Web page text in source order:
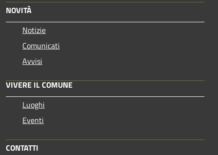
NOVITÀ
Notizie
Comunicati
Avvisi
VIVERE IL COMUNE
Luoghi
Eventi
CONTATTI